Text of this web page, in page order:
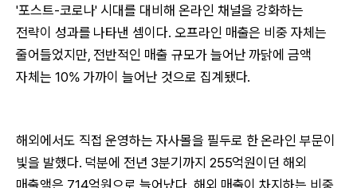
'포스트-코로나' 시대를 대비해 온라인 채널을 강화하는
전략이 성과를 나타낸 셈이다. 오프라인 매출은 비중 자체는
줄어들었지만, 전반적인 매출 규모가 늘어난 까닭에 금액
자체는 10% 가까이 늘어난 것으로 집계됐다.
해외에서도 직접 운영하는 자사몰을 필두로 한 온라인 부문이
빛을 발했다. 덕분에 전년 3분기까지 255억원이던 해외